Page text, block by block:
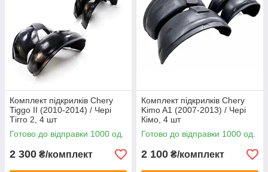
Комплект підкрилків Chery
Tiggo II (2010-2014) / Чері
Тігго 2, 4 шт
Готово до відправки 1000 од.
2 300 ₴/комплект
Комплект підкрилків Chery
Kimo A1 (2007-2013) / Чері
Кімо, 4 шт
Готово до відправки 1000 од.
2 100 ₴/комплект